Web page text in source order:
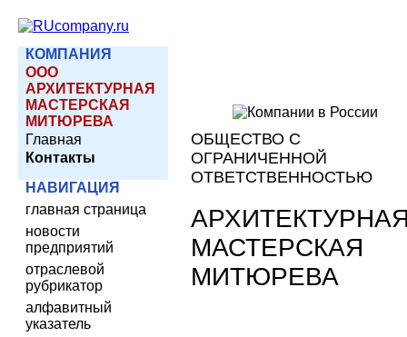
КОМПАНИЯ
ООО
АРХИТЕКТУРНАЯ
МАСТЕРСКАЯ
МИТЮРЕВА
Главная
Контакты
НАВИГАЦИЯ
главная страница
новости
предприятий
отраслевой
рубрикатор
алфавитный
указатель
ОБЩЕСТВО С
ОГРАНИЧЕННОЙ
ОТВЕТСТВЕННОСТЬЮ
МАСТЕРСКАЯ
МИТЮРЕВА